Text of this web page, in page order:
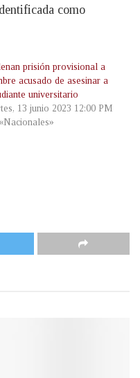
como
prisión provisional a
acusado de asesinar a
universitario
13 junio 2023 12:00 PM